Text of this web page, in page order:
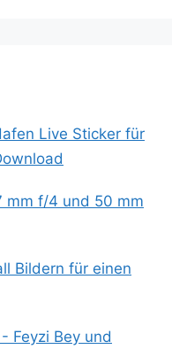
Live Sticker für
mm f/4 und 50 mm
Bildern für einen
Feyzi Bey und